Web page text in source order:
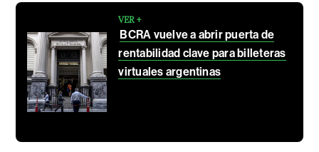
VER +
BCRA vuelve a abrir puerta de
rentabilidad clave para billeteras
virtuales argentinas